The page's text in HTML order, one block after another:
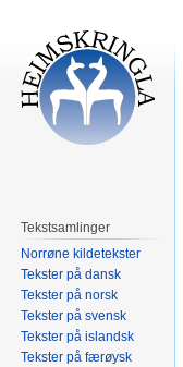
Tekstsamlinger
Norrøne kildetekster
Tekster på dansk
Tekster på norsk
Tekster på svensk
Tekster på islandsk
Tekster på færøysk